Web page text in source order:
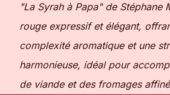
"La Syrah à Papa" de Stéphane
rouge expressif et élégant,
complexité aromatique et une
harmonieuse, idéal pour
de viande et des fromages